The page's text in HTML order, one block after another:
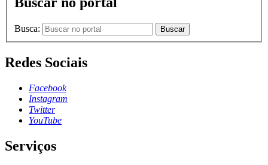
Busca: Buscar
Redes Sociais
Facebook
Instagram
Twitter
YouTube
Serviços